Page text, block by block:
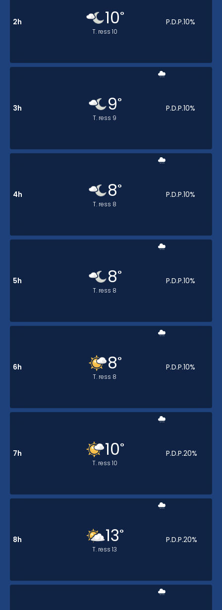
2h 10°
T. ress 10
P.D.P.10%
3h 9°
T. ress 9
P.D.P.10%
4h 8°
T. ress 8
P.D.P.10%
5h 8°
T. ress 8
P.D.P.10%
6h 8°
T. ress 8
P.D.P.10%
7h 10°
T. ress 10
P.D.P.20%
8h 13°
T. ress 13
P.D.P.20%